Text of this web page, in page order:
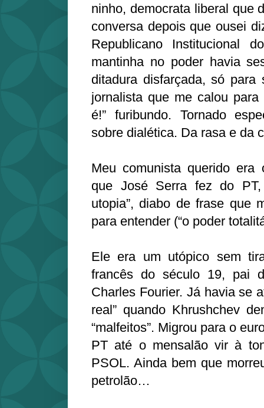
ninho, democrata liberal que
conversa depois que ousei
Republicano Institucional
mantinha no poder havia
ditadura disfarçada, só para
jornalista que me calou para
é!” furibundo. Tornado
sobre dialética. Da rasa e da
Meu comunista querido era
que José Serra fez do PT,
utopia”, diabo de frase que
para entender (“o poder
Ele era um utópico sem
francês do século 19, pai
Charles Fourier. Já havia se
real” quando Khrushchev
“malfeitos”. Migrou para o
PT até o mensalão vir à
PSOL. Ainda bem que
petrolão…